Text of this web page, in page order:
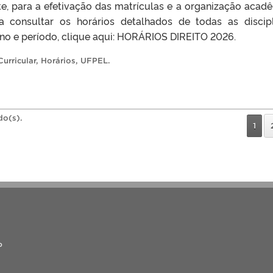
para a efetivação das matrículas e a organização
consultar os horários detalhados de todas as
e período, clique aqui: HORÁRIOS DIREITO 2026.
, Horários, UFPEL.
1